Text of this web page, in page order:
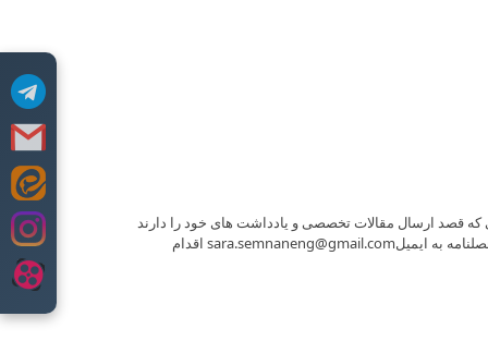
سمنان، به اطلاع می‌رساند، با توجه به تهیه فصلنامه سرا ویژه زمستان 99، از اعضای محترمی که قصد ارسال مقالات تخصصی و یادداشت های خود را دارند
درخواست می‌گردد پس از دانلود فایل مشخصات نهایی نشریه در سایت سازمان، نسبت به تهیه و ارسال مقالات خود تا 15 بهمن ماه ۹۹ به دبیرخانه فصلنامه به ایمیلsara.semnaneng@gmail.com اقدام